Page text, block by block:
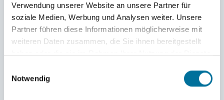
Verwendung unserer Website an unsere Partner für
soziale Medien, Werbung und Analysen weiter. Unsere
Partner führen diese Informationen möglicherweise mit
weiteren Daten zusammen, die Sie ihnen bereitgestellt
haben oder die sie im Rahmen Ihrer Nutzung der Dienste
Notwendig